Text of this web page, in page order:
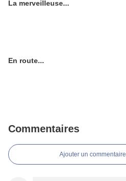
La merveilleuse...
En route...
Commentaires
Ajouter un commentaire